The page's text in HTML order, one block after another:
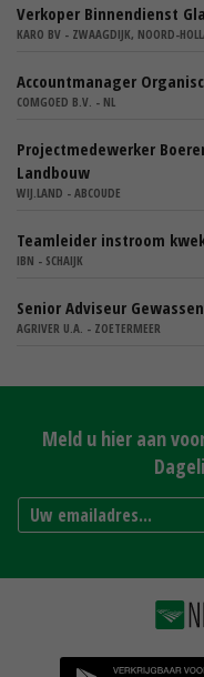
Verkoper Binnendienst
KARO BV - ZWAAGDIJK, NOORD-
Accountmanager
COMGOED B.V. - NL
Projectmedewerker
Landbouw
WIJ.LAND - ABCOUDE
Teamleider instroom
IBN - SCHAIJK
Senior Adviseur
AGRIVER U.A. - ZOETERMEER
Meld u hier aan